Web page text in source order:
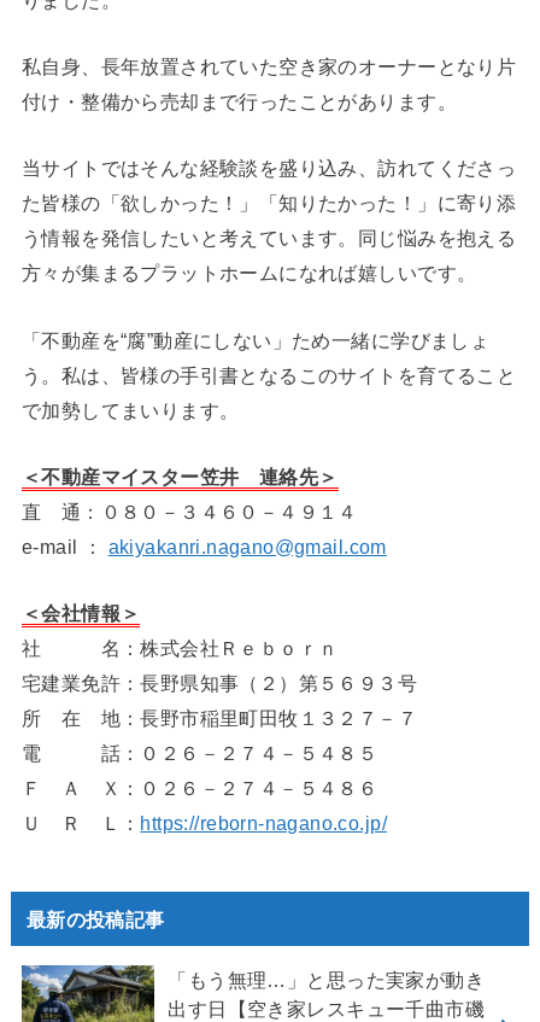
私自身、長年放置されていた空き家のオーナーとなり片
付け・整備から売却まで行ったことがあります。
当サイトではそんな経験談を盛り込み、訪れてくださっ
た皆様の「欲しかった！」「知りたかった！」に寄り添
う情報を発信したいと考えています。同じ悩みを抱える
方々が集まるプラットホームになれば嬉しいです。
「不動産を“腐”動産にしない」ため一緒に学びましょ
う。私は、皆様の手引書となるこのサイトを育てること
で加勢してまいります。
＜不動産マイスター笠井 連絡先＞
直 通：０８０－３４６０－４９１４
e-mail ： akiyakanri.nagano@gmail.com
＜会社情報＞
社 名：株式会社Ｒｅｂｏｒｎ
宅建業免許：長野県知事（２）第５６９３号
所 在 地：長野市稲里町田牧１３２７－７
電 話：０２６－２７４－５４８５
Ｆ Ａ Ｘ：０２６－２７４－５４８６
Ｕ Ｒ Ｌ： https://reborn-nagano.co.jp/
最新の投稿記事
「もう無理…」と思った実家が動き
出す日【空き家レスキュー千曲市磯